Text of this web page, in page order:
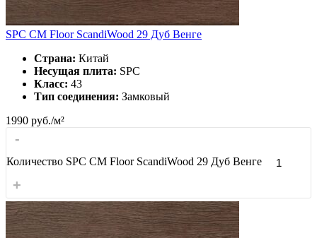
SPC CM Floor ScandiWood 29 Дуб Венге
Страна: Китай
Несущая плита: SPC
Класс: 43
Тип соединения: Замковый
1990 руб./м²
-
Количество SPC CM Floor ScandiWood 29 Дуб Венге
+